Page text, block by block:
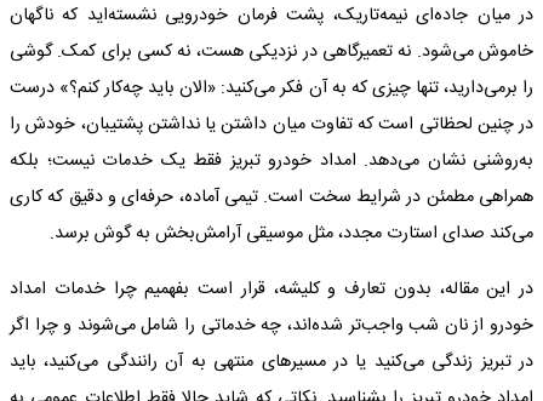
در میان جاده‌ای نیمه‌تاریک، پشت فرمان خودرویی نشسته‌اید که ناگهان
خاموش می‌شود. نه تعمیرگاهی در نزدیکی هست، نه کسی برای کمک. گوشی
را برمی‌دارید، تنها چیزی که به آن فکر می‌کنید: «الان باید چه‌کار کنم؟» درست
در چنین لحظاتی است که تفاوت میان داشتن یا نداشتن پشتیبان، خودش را
به‌روشنی نشان می‌دهد. امداد خودرو تبریز فقط یک خدمات نیست؛ بلکه
همراهی مطمئن در شرایط سخت است. تیمی آماده، حرفه‌ای و دقیق که کاری
می‌کند صدای استارت مجدد، مثل موسیقی آرامش‌بخش به گوش برسد.
در این مقاله، بدون تعارف و کلیشه، قرار است بفهمیم چرا خدمات امداد
خودرو از نان شب واجب‌تر شده‌اند، چه خدماتی را شامل می‌شوند و چرا اگر
در تبریز زندگی می‌کنید یا در مسیرهای منتهی به آن رانندگی می‌کنید، باید